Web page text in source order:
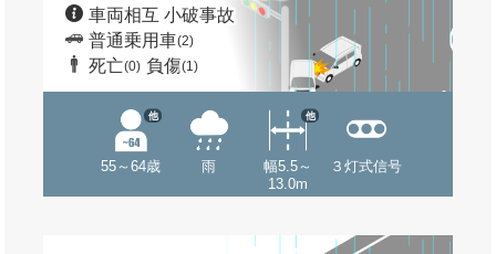
車両相互 小破事故
普通乗用車(2)
死亡(0) 負傷(1)
55～64歳
他
雨
幅5.5～
13.0m
他
３灯式信号